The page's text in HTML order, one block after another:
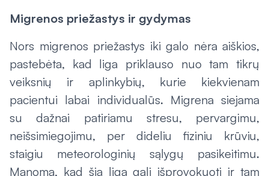
Migrenos priežastys ir gydymas
Nors migrenos priežastys iki galo nėra aiškios,
pastebėta, kad liga priklauso nuo tam tikrų
veiksnių ir aplinkybių, kurie kiekvienam
pacientui labai individualūs. Migrena siejama
su dažnai patiriamu stresu, pervargimu,
neišsimiegojimu, per dideliu fiziniu krūviu,
staigiu meteorologinių sąlygų pasikeitimu.
Manoma, kad šią ligą gali išprovokuoti ir tam